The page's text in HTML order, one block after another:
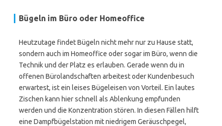
Bügeln im Büro oder Homeoffice
Heutzutage findet Bügeln nicht mehr nur zu Hause statt,
sondern auch im Homeoffice oder sogar im Büro, wenn die
Technik und der Platz es erlauben. Gerade wenn du in
offenen Bürolandschaften arbeitest oder Kundenbesuch
erwartest, ist ein leises Bügeleisen von Vorteil. Ein lautes
Zischen kann hier schnell als Ablenkung empfunden
werden und die Konzentration stören. In diesen Fällen hilft
eine Dampfbügelstation mit niedrigem Geräuschpegel,